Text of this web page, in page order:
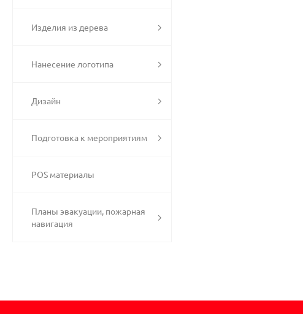
Изделия из дерева
Нанесение логотипа
Дизайн
Подготовка к мероприятиям
POS материалы
Планы эвакуации, пожарная
навигация